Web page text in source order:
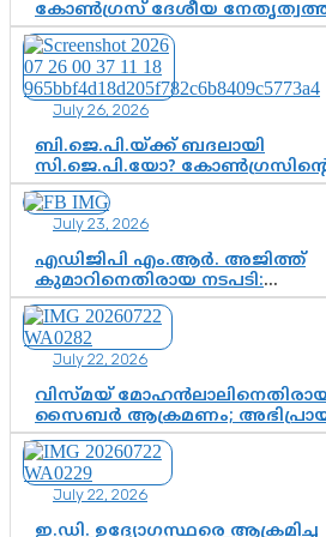
കോൺഗ്രസ് ദേശീയ
ആശങ്കയോ? പാർട്ടിക്കുള്ളിൽ
ഭിന്നാഭിപ്രായമെന്ന
July 26, 2026
ബി.ജെ.പി.യ്ക്ക് ബദലായി
സി.ജെ.പി.യോ?
രാഷ്ട്രീയ ഇടം
സിജെപി ഉയർന്നുകഴിഞ്ഞോ?
ഇന്ത്യൻ രാഷ്ട്രീയത്തിലെ പുതിയ
വഴിത്തിരിവ്
July 23, 2026
എഡിജിപി എം.ആർ. അജിത്ത്
കുമാറിനെതിരായ നടപടി:
സസ്പെൻഷനിൽ ഒതുങ്ങുമോ,
അതോ കൂടുതൽ കടുത്ത
നടപടികളിലേക്കോ?
July 22, 2026
വിസ്മയ്
സൈബർ ആക്രമണം;
സ്വാതന്ത്ര്യത്തെ
ഡിജിറ്റൽ ഗുണ്ടായിസത്തിന്
വേണം
July 22, 2026
ഇ.ഡി. ഉദ്യോഗസ്ഥരെ ആക്രമിച്ച